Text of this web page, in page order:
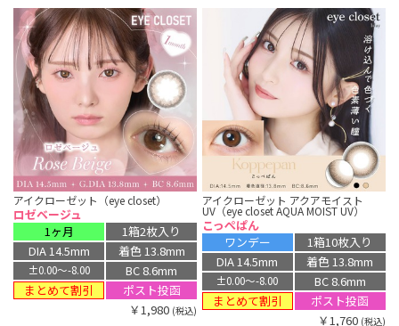
アイクローゼット（eye closet）
ロゼベージュ
1ヶ月
1箱2枚入り
DIA 14.5mm
着色 13.8mm
±0.00〜-8.00
BC 8.6mm
まとめて割引
ポスト投函
￥1,980 (税込)
アイクローゼット アクアモイスト
UV（eye closet AQUA MOIST UV）
こっぺぱん
ワンデー
1箱10枚入り
DIA 14.5mm
着色 13.8mm
±0.00〜-8.00
BC 8.6mm
まとめて割引
ポスト投函
￥1,760 (税込)